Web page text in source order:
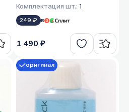
Комплектация шт.: 1
249 ₽ в
1 490 ₽
оригинал